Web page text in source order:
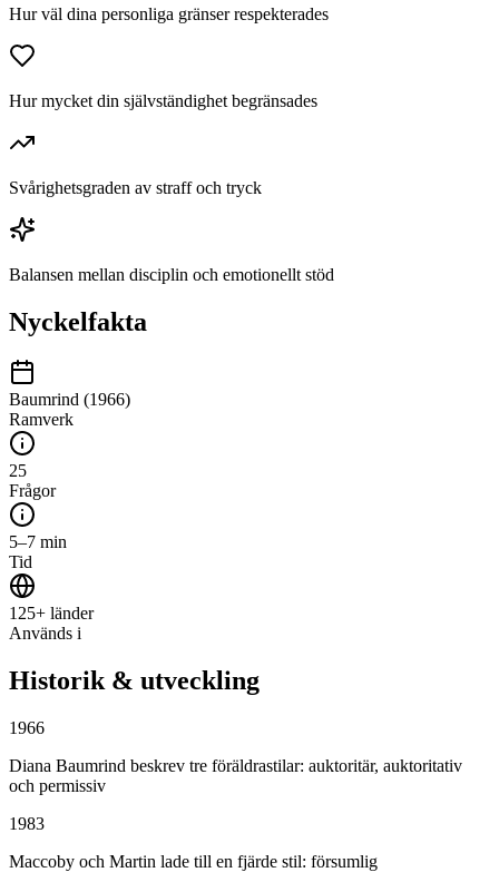
Hur väl dina personliga gränser respekterades
Hur mycket din självständighet begränsades
Svårighetsgraden av straff och tryck
Balansen mellan disciplin och emotionellt stöd
Nyckelfakta
Baumrind (1966)
Ramverk
25
Frågor
5–7 min
Tid
125+ länder
Används i
Historik & utveckling
1966
Diana Baumrind beskrev tre föräldrastilar: auktoritär, auktoritativ
och permissiv
1983
Maccoby och Martin lade till en fjärde stil: försumlig